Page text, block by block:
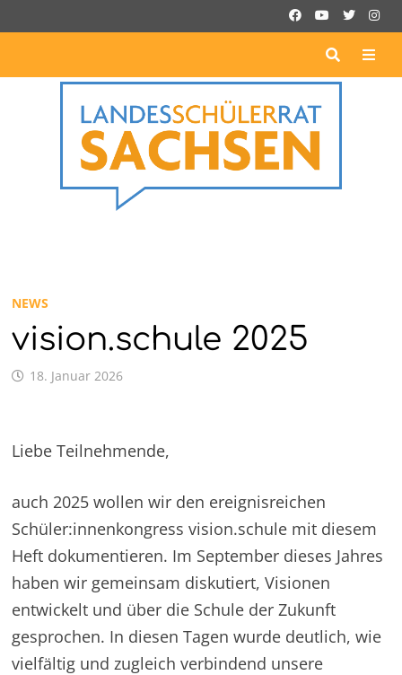
zum
NEWS
vision.schule 2025
18. Januar 2026
Liebe Teilnehmende,
auch 2025 wollen wir den ereignisreichen
Schüler:innenkongress vision.schule mit diesem
Heft dokumentieren. Im September dieses Jahres
haben wir gemeinsam diskutiert, Visionen
entwickelt und über die Schule der Zukunft
gesprochen. In diesen Tagen wurde deutlich, wie
vielfältig und zugleich verbindend unsere